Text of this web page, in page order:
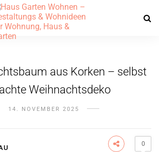
aus Korken – selbst
Weihnachtsdeko
14. NOVEMBER 2025
0